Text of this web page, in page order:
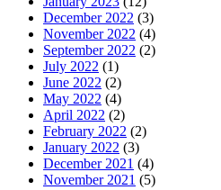
December 2022 (3)
November 2022 (4)
September 2022 (2)
July 2022 (1)
June 2022 (2)
May 2022 (4)
April 2022 (2)
February 2022 (2)
January 2022 (3)
December 2021 (4)
November 2021 (5)